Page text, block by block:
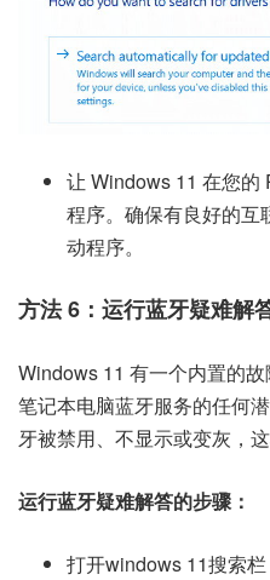
让 Windows 11 在您的
程序。确保有良好的互
动程序。
方法 6：运行蓝牙疑难解
Windows 11 有一个内置的
笔记本电脑蓝牙服务的任何
牙被禁用、不显示或变灰，这
运行蓝牙疑难解答的步骤：
打开windows 11搜索